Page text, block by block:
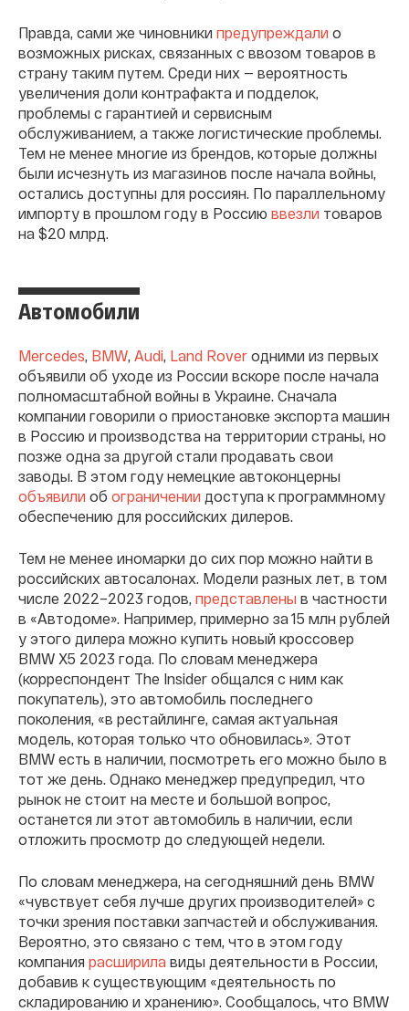
Правда, сами же чиновники предупреждали о
возможных рисках, связанных с ввозом товаров в
страну таким путем. Среди них — вероятность
увеличения доли контрафакта и подделок,
проблемы с гарантией и сервисным
обслуживанием, а также логистические проблемы.
Тем не менее многие из брендов, которые должны
были исчезнуть из магазинов после начала войны,
остались доступны для россиян. По параллельному
импорту в прошлом году в Россию ввезли товаров
на $20 млрд.
Автомобили
Mercedes, BMW, Audi, Land Rover одними из первых
объявили об уходе из России вскоре после начала
полномасштабной войны в Украине. Сначала
компании говорили о приостановке экспорта машин
в Россию и производства на территории страны, но
позже одна за другой стали продавать свои
заводы. В этом году немецкие автоконцерны
объявили об ограничении доступа к программному
обеспечению для российских дилеров.
Тем не менее иномарки до сих пор можно найти в
российских автосалонах. Модели разных лет, в том
числе 2022–2023 годов, представлены в частности
в «Автодоме». Например, примерно за 15 млн рублей
у этого дилера можно купить новый кроссовер
BMW X5 2023 года. По словам менеджера
(корреспондент The Insider общался с ним как
покупатель), это автомобиль последнего
поколения, «в рестайлинге, самая актуальная
модель, которая только что обновилась». Этот
BMW есть в наличии, посмотреть его можно было в
тот же день. Однако менеджер предупредил, что
рынок не стоит на месте и большой вопрос,
останется ли этот автомобиль в наличии, если
отложить просмотр до следующей недели.
По словам менеджера, на сегодняшний день BMW
«чувствует себя лучше других производителей» с
точки зрения поставки запчастей и обслуживания.
Вероятно, это связано с тем, что в этом году
компания расширила виды деятельности в России,
добавив к существующим «деятельность по
складированию и хранению». Сообщалось, что BMW